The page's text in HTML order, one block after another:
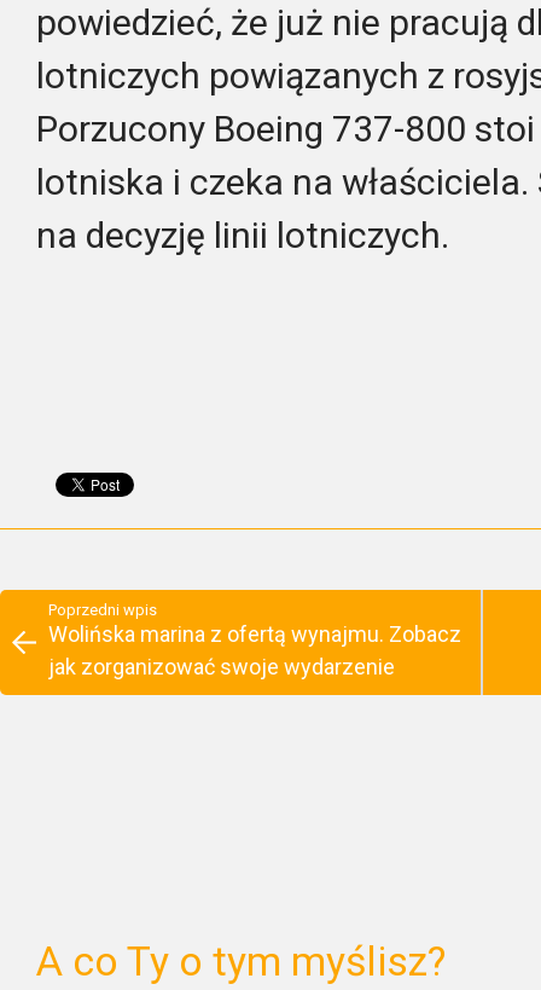
powiedzieć, że już nie pracują
lotniczych powiązanych z
Porzucony Boeing 737-800 stoi
lotniska i czeka na
na decyzję linii lotniczych.
Poprzedni wpis
Wolińska marina z ofertą wynajmu. Zobacz
jak zorganizować swoje wydarzenie
A co Ty o tym myślisz?